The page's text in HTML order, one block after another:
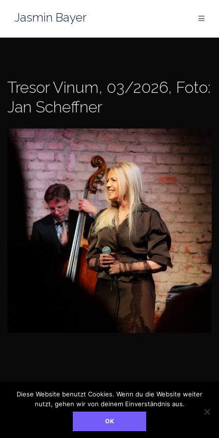
InhaltJasmin Bayer
Tresor Vinum, 03/2026, Foto:
Jan Scheffner
Impressum
Diese Website benutzt Cookies. Wenn du die Website weiter
nutzt, gehen wir von deinem Einverständnis aus.
OK